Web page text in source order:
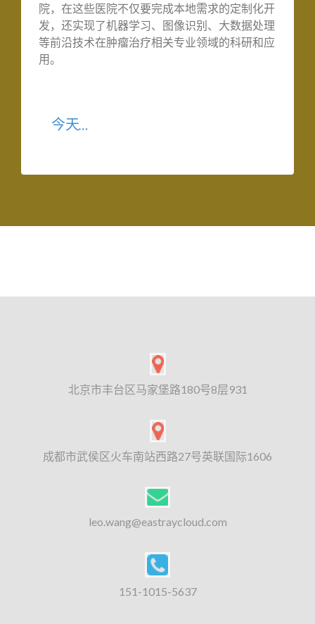
院，在这些医院不仅要完成本地需求的定制化开
发，还实现了机器学习、图像识别、大数据处理
等前沿技术在肿瘤治疗相关专业领域的科研和应
用。
今天…
北京市丰台区马家堡路180号8层931
成都市武侯区火车南站西路27号英联国际1606
leo.wang@eastraycloud.com
151-1015-5637